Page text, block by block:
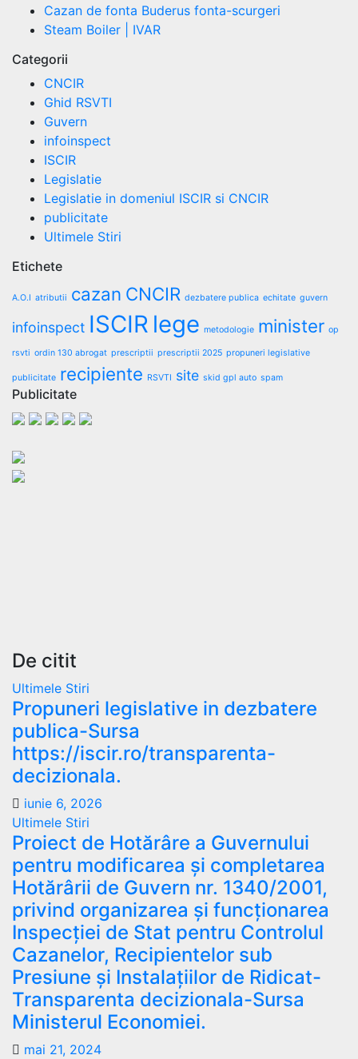
Cazan de fonta Buderus fonta-scurgeri
Steam Boiler | IVAR
Categorii
CNCIR
Ghid RSVTI
Guvern
infoinspect
ISCIR
Legislatie
Legislatie in domeniul ISCIR si CNCIR
publicitate
Ultimele Stiri
Etichete
A.O.I atributii cazan CNCIR dezbatere publica echitate guvern
infoinspect ISCIR lege metodologie minister op
rsvti ordin 130 abrogat prescriptii prescriptii 2025 propuneri legislative
publicitate recipiente RSVTI site skid gpl auto spam
Publicitate
De citit
Ultimele Stiri
Propuneri legislative in dezbatere
publica-Sursa
https://iscir.ro/transparenta-
decizionala.
iunie 6, 2026
Ultimele Stiri
Proiect de Hotărâre a Guvernului
pentru modificarea și completarea
Hotărârii de Guvern nr. 1340/2001,
privind organizarea şi funcţionarea
Inspecţiei de Stat pentru Controlul
Cazanelor, Recipientelor sub
Presiune şi Instalaţiilor de Ridicat-
Transparenta decizionala-Sursa
Ministerul Economiei.
mai 21, 2024